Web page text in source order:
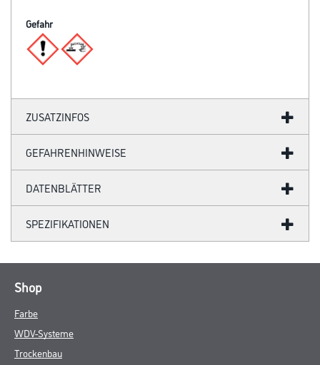
Gefahr
ZUSATZINFOS
GEFAHRENHINWEISE
DATENBLÄTTER
SPEZIFIKATIONEN
Shop
Farbe
WDV-Systeme
Trockenbau